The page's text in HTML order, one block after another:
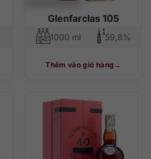
Glenfarclas 105
1000 ml 59,8%
Thêm vào giỏ hàng